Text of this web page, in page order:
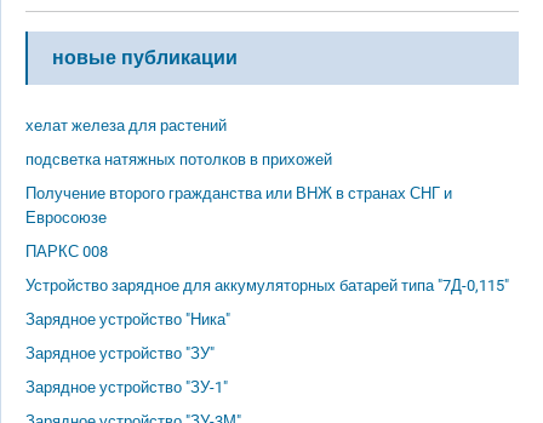
новые публикации
хелат железа для растений
подсветка натяжных потолков в прихожей
Получение второго гражданства или ВНЖ в странах СНГ и
Евросоюзе
ПАРКС 008
Устройство зарядное для аккумуляторных батарей типа "7Д-0,115"
Зарядное устройство "Ника"
Зарядное устройство "ЗУ"
Зарядное устройство "ЗУ-1"